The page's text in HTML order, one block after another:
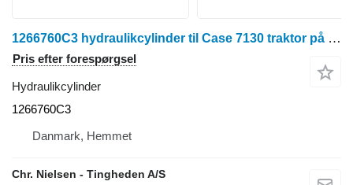
1266760C3 hydraulikcylinder til Case 7130 traktor på hjul
Pris efter forespørgsel
Hydraulikcylinder
1266760C3
Danmark, Hemmet
Chr. Nielsen - Tingheden A/S